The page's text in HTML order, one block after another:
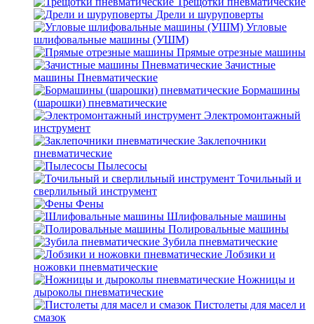
Дрели и шуруповерты
Угловые
шлифовальные машины (УШМ)
Прямые отрезные машины
Зачистные
машины Пневматические
Бормашины
(шарошки) пневматические
Электромонтажный
инструмент
Заклепочники
пневматические
Пылесосы
Точильный и
сверлильный инструмент
Фены
Шлифовальные машины
Полировальные машины
Зубила пневматические
Лобзики и
ножовки пневматические
Ножницы и
дыроколы пневматические
Пистолеты для масел и
смазок